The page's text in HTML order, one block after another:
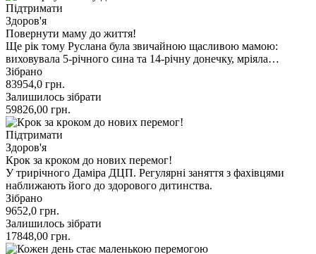
Підтримати
Здоров'я
Повернути маму до життя!
Ще рік тому Руслана була звичайною щасливою мамою:
виховувала 5-річного сина та 14-річну донечку, мріяла…
Зібрано
83954,0 грн.
Залишилось зібрати
59826,00 грн.
Підтримати
Здоров'я
Крок за кроком до нових перемог!
У трирічного Даміра ДЦП. Регулярні заняття з фахівцями
наближають його до здорового дитинства.
Зібрано
9652,0 грн.
Залишилось зібрати
17848,00 грн.